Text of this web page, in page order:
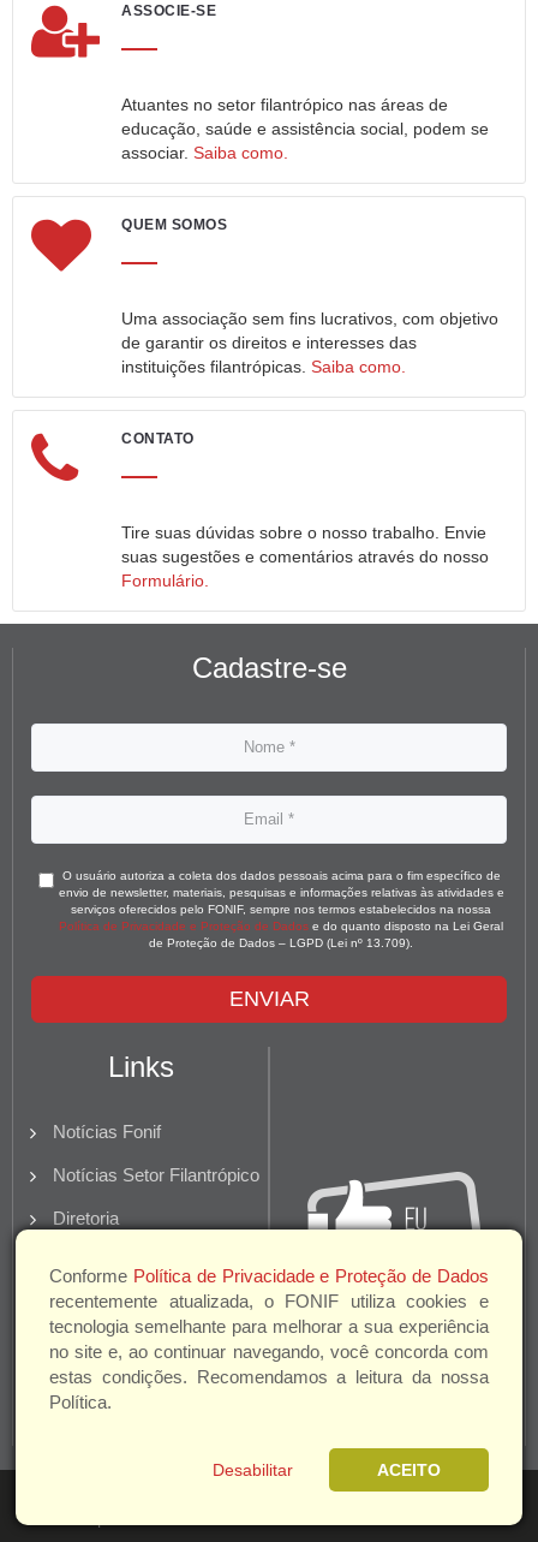
ASSOCIE-SE
Atuantes no setor filantrópico nas áreas de
educação, saúde e assistência social, podem se
associar. Saiba como.
QUEM SOMOS
Uma associação sem fins lucrativos, com objetivo
de garantir os direitos e interesses das
instituições filantrópicas. Saiba como.
CONTATO
Tire suas dúvidas sobre o nosso trabalho. Envie
suas sugestões e comentários através do nosso
Formulário.
Cadastre-se
O usuário autoriza a coleta dos dados pessoais acima para o fim específico de
envio de newsletter, materiais, pesquisas e informações relativas às atividades e
serviços oferecidos pelo FONIF, sempre nos termos estabelecidos na nossa
Política de Privacidade e Proteção de Dados e do quanto disposto na Lei Geral
de Proteção de Dados – LGPD (Lei nº 13.709).
ENVIAR
Links
Notícias Fonif
Notícias Setor Filantrópico
Diretoria
Parceiros e Apoio
Conforme Política de Privacidade e Proteção de Dados
recentemente atualizada, o FONIF utiliza cookies e
tecnologia semelhante para melhorar a sua experiência
no site e, ao continuar navegando, você concorda com
estas condições. Recomendamos a leitura da nossa
Política.
ACEITO
Desabilitar